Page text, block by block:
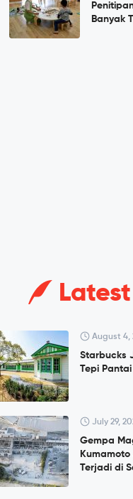
Banyak
August 4,
Starbucks
Tepi
July 29,
Gempa
Terjadi di